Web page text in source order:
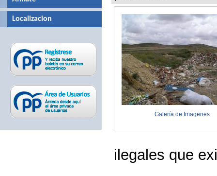
Galería de Imagenes
ilegales que
Localizacion